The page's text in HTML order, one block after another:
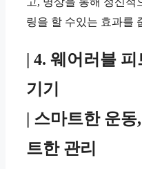
링을 할 수있는 효과를
| 4. 웨어러블
기기
| 스마트한 운
트한 관리